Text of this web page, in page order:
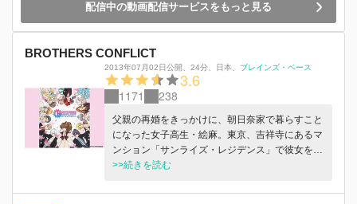
配信中の動画配信サービスをもっと見る
BROTHERS CONFLICT
2013年07月02日公開、 24分、 日本、 ブレインズ・ベース
3.6
1171 238
父親の再婚をきっかけに、朝日奈家で暮らすこと
になった女子高生・絵麻。東京、吉祥寺にあるマ
ンション「サンライズ・レジデンス」で彼女を迎
えたのは、たくさんの兄弟たちだった。「家族」
しかし、そんな想いとは裏腹に、兄弟たちは彼女
>>続きを読む